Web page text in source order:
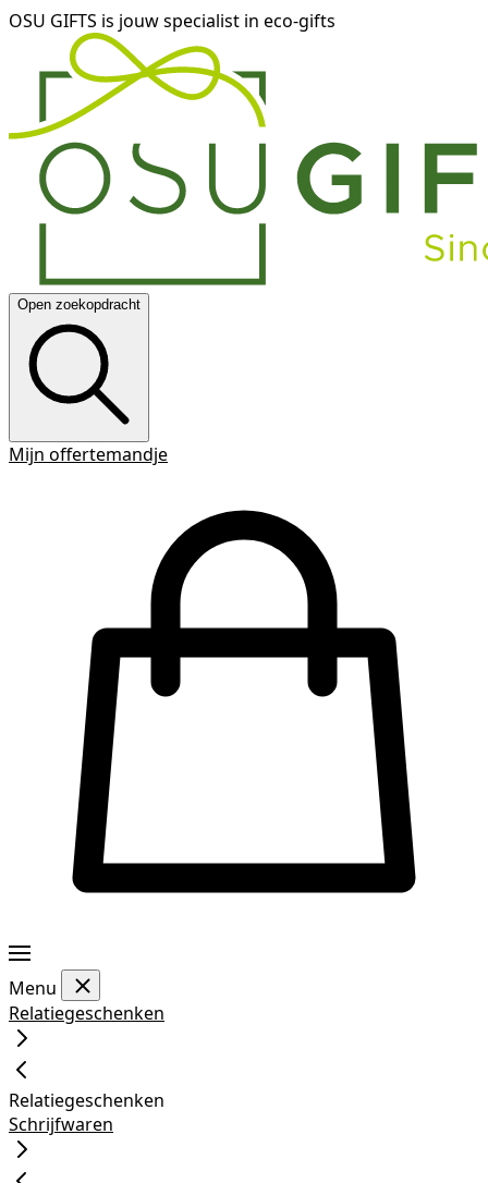
OSU GIFTS is jouw specialist in eco-gifts
Open zoekopdracht
Mijn offertemandje
Menu
Relatiegeschenken
Relatiegeschenken
Schrijfwaren